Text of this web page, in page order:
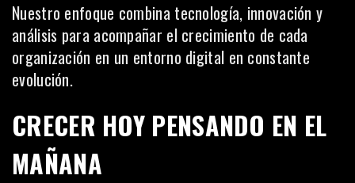
Nuestro enfoque combina tecnología, innovación y
análisis para acompañar el crecimiento de cada
organización en un entorno digital en constante
evolución.
CRECER HOY PENSANDO EN EL
MAÑANA